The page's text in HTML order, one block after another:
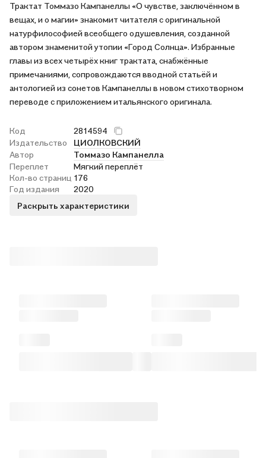
Трактат Томмазо Кампанеллы «О чувстве, заключённом в
вещах, и о магии» знакомит читателя с оригинальной
натурфилософией всеобщего одушевления, созданной
автором знаменитой утопии «Город Солнца». Избранные
главы из всех четырёх книг трактата, снабжённые
примечаниями, сопровождаются вводной статьёй и
антологией из сонетов Кампанеллы в новом стихотворном
переводе с приложением итальянского оригинала.
Код
2814594
Издательство
ЦИОЛКОВСКИЙ
Автор
Томмазо Кампанелла
Переплет
Мягкий переплёт
Кол-во страниц 176
Год издания
2020
Раскрыть характеристики